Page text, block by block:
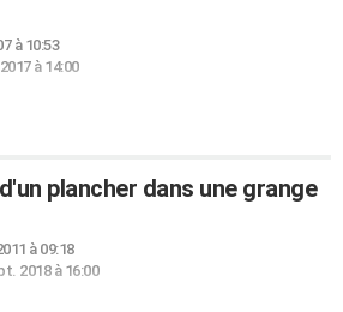
à 10:53
à 14:00
plancher dans une grange
à 09:18
2018 à 16:00